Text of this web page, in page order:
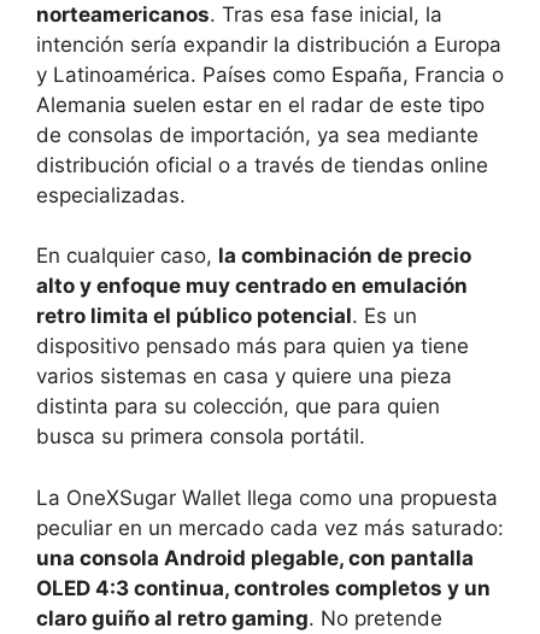
norteamericanos. Tras esa fase inicial, la
intención sería expandir la distribución a Europa
y Latinoamérica. Países como España, Francia o
Alemania suelen estar en el radar de este tipo
de consolas de importación, ya sea mediante
distribución oficial o a través de tiendas online
especializadas.
En cualquier caso, la combinación de precio
alto y enfoque muy centrado en emulación
retro limita el público potencial. Es un
dispositivo pensado más para quien ya tiene
varios sistemas en casa y quiere una pieza
distinta para su colección, que para quien
busca su primera consola portátil.
La OneXSugar Wallet llega como una propuesta
peculiar en un mercado cada vez más saturado:
una consola Android plegable, con pantalla
OLED 4:3 continua, controles completos y un
claro guiño al retro gaming. No pretende